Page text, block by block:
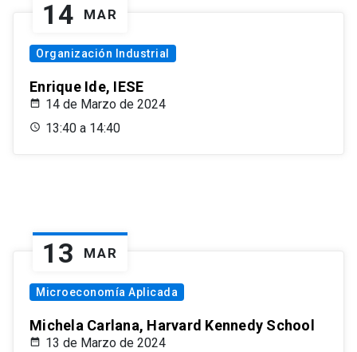
14 MAR
Organización Industrial
Enrique Ide, IESE
14 de Marzo de 2024
13:40 a 14:40
13 MAR
Microeconomía Aplicada
Michela Carlana, Harvard Kennedy School
13 de Marzo de 2024